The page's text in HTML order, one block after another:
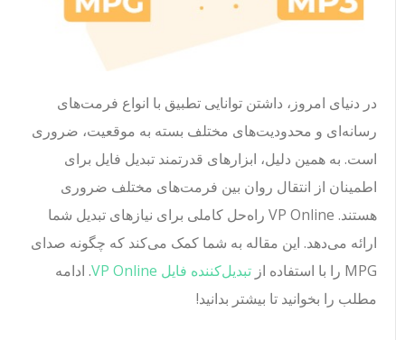
در دنیای امروز، داشتن توانایی تطبیق با انواع فرمت‌های
رسانه‌ای و محدودیت‌های مختلف بسته به موقعیت، ضروری
است. به همین دلیل، ابزارهای قدرتمند تبدیل فایل برای
اطمینان از انتقال روان بین فرمت‌های مختلف ضروری
هستند. VP Online راه‌حل کاملی برای نیازهای تبدیل شما
ارائه می‌دهد. این مقاله به شما کمک می‌کند که چگونه صدای
MPG را با استفاده از
تبدیل‌کننده فایل VP Online
. ادامه
مطلب را بخوانید تا بیشتر بدانید!